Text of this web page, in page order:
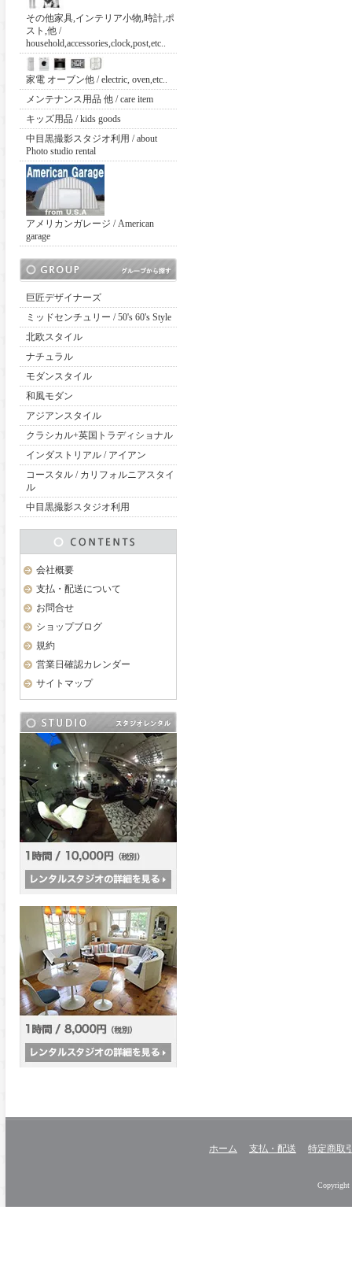
その他家具,インテリア小物,時計,ポ
スト,他 /
household,accessories,clock,post,etc..
家電 オーブン他 / electric, oven,etc..
メンテナンス用品 他 / care item
キッズ用品 / kids goods
中目黒撮影スタジオ利用 / about
Photo studio rental
アメリカンガレージ / American
garage
巨匠デザイナーズ
ミッドセンチュリー / 50's 60's Style
北欧スタイル
ナチュラル
モダンスタイル
和風モダン
アジアンスタイル
クラシカル+英国トラディショナル
インダストリアル / アイアン
コースタル / カリフォルニアスタイ
ル
中目黒撮影スタジオ利用
会社概要
支払・配送について
お問合せ
ショップブログ
規約
営業日確認カレンダー
サイトマップ
ホーム 支払・配送 特定商取
Copyright